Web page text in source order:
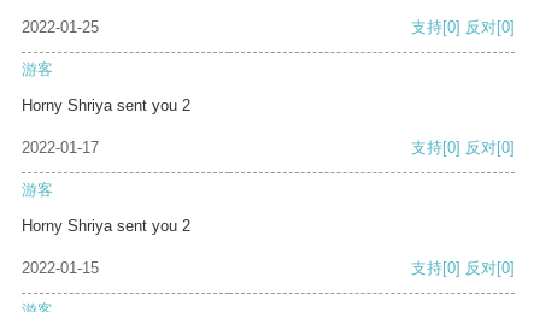
2022-01-25 支持[0] 反对[0]
游客
Horny Shriya sent you 2
2022-01-17 支持[0] 反对[0]
游客
Horny Shriya sent you 2
2022-01-15 支持[0] 反对[0]